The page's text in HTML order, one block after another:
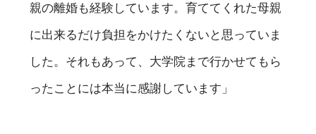
親の離婚も経験しています。育ててくれた母親
に出来るだけ負担をかけたくないと思っていま
した。それもあって、大学院まで行かせてもら
ったことには本当に感謝しています」